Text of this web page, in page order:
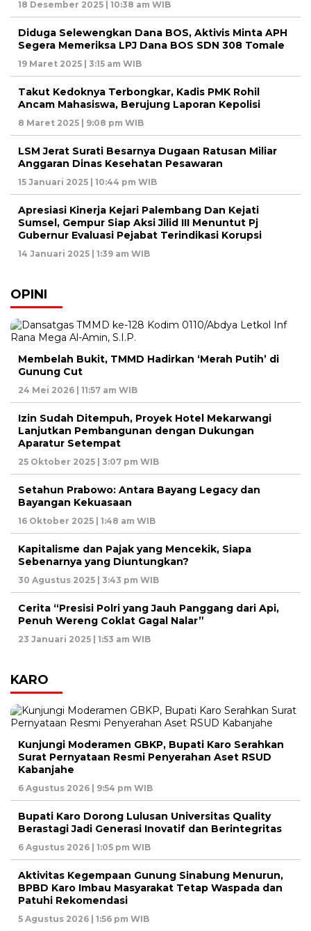
18 Desember 2025 | 10:38 am WIB
Diduga Selewengkan Dana BOS, Aktivis Minta APH
Segera Memeriksa LPJ Dana BOS SDN 308 Tomale
19 Maret 2025 | 3:15 am WIB
Takut Kedoknya Terbongkar, Kadis PMK Rohil
Ancam Mahasiswa, Berujung Laporan Kepolisi
8 Maret 2025 | 9:08 pm WIB
LSM Jerat Surati Besarnya Dugaan Ratusan Miliar
Anggaran Dinas Kesehatan Pesawaran
15 Januari 2025 | 10:44 pm WIB
Apresiasi Kinerja Kejari Palembang Dan Kejati
Sumsel, Gempur Siap Aksi Jilid III Menuntut Pj
Gubernur Evaluasi Pejabat Terindikasi Korupsi
14 Januari 2025 | 1:39 am WIB
OPINI
Membelah Bukit, TMMD Hadirkan ‘Merah Putih’ di
Gunung Cut
24 Mei 2026 | 11:57 am WIB
Izin Sudah Ditempuh, Proyek Hotel Mekarwangi
Lanjutkan Pembangunan dengan Dukungan
Aparatur Setempat
25 Oktober 2025 | 3:07 pm WIB
Setahun Prabowo: Antara Bayang Legacy dan
Bayangan Kekuasaan
16 Oktober 2025 | 1:48 am WIB
Kapitalisme dan Pajak yang Mencekik, Siapa
Sebenarnya yang Diuntungkan?
30 Agustus 2025 | 3:43 pm WIB
Cerita “Presisi Polri yang Jauh Panggang dari Api,
Penuh Wereng Coklat Gagal Nalar”
23 Januari 2025 | 1:53 am WIB
KARO
Kunjungi Moderamen GBKP, Bupati Karo Serahkan
Surat Pernyataan Resmi Penyerahan Aset RSUD
Kabanjahe
6 Agustus 2026 | 9:54 pm WIB
Bupati Karo Dorong Lulusan Universitas Quality
Berastagi Jadi Generasi Inovatif dan Berintegritas
6 Agustus 2026 | 1:05 pm WIB
Aktivitas Kegempaan Gunung Sinabung Menurun,
BPBD Karo Imbau Masyarakat Tetap Waspada dan
Patuhi Rekomendasi
5 Agustus 2026 | 1:56 pm WIB